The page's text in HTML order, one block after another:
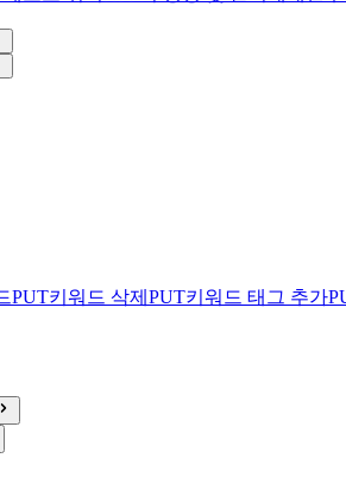
PUT키워드 삭제 PUT키워드 태그 추가